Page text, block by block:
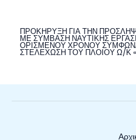
ΠΡΟΚΗΡΥΞΗ ΓΙΑ ΤΗΝ
ΜΕ ΣΥΜΒΑΣΗ ΝΑΥΤΙΚΗΣ
ΟΡΙΣΜΕΝΟΥ ΧΡΟΝΟΥ
ΣΤΕΛΕΧΩΣΗ ΤΟΥ ΠΛΟΙΟΥ Ω/Κ